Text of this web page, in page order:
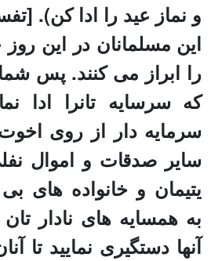
و نماز عید را ادا کن).
این مسلمانان در این
را ابراز می کنند. پس
که سرسایه تانرا ادا
سرمایه دار از روی
سایر صدقات و اموال
یتیمان و خانواده های
به همسایه های نادار
آنها دستگیری نمایید تا